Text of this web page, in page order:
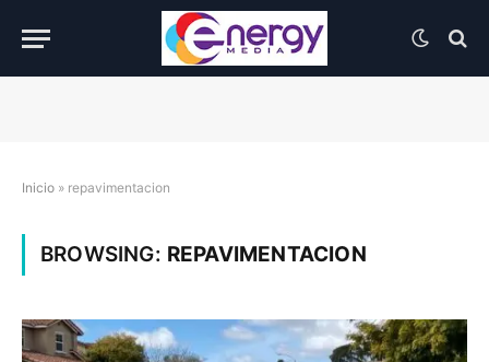
Inicio » repavimentacion
BROWSING: REPAVIMENTACION